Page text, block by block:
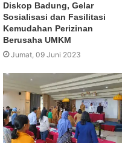
Diskop Badung, Gelar
Sosialisasi dan Fasilitasi
Kemudahan Perizinan
Berusaha UMKM
Jumat, 09 Juni 2023